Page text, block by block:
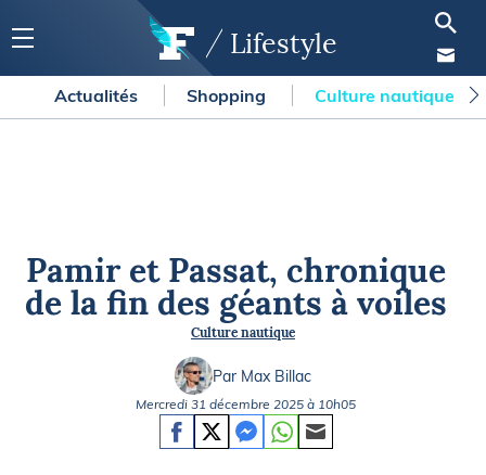
Lifestyle
Actualités Shopping Culture nautique
Pamir et Passat, chronique
de la fin des géants à voiles
Culture nautique
Par Max Billac
Mercredi 31 décembre 2025 à 10h05